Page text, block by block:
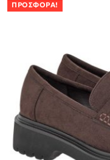
ΠΡΟΣΦΟΡΆ!